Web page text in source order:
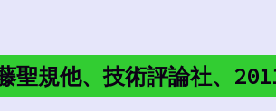
規他、技術評論社、